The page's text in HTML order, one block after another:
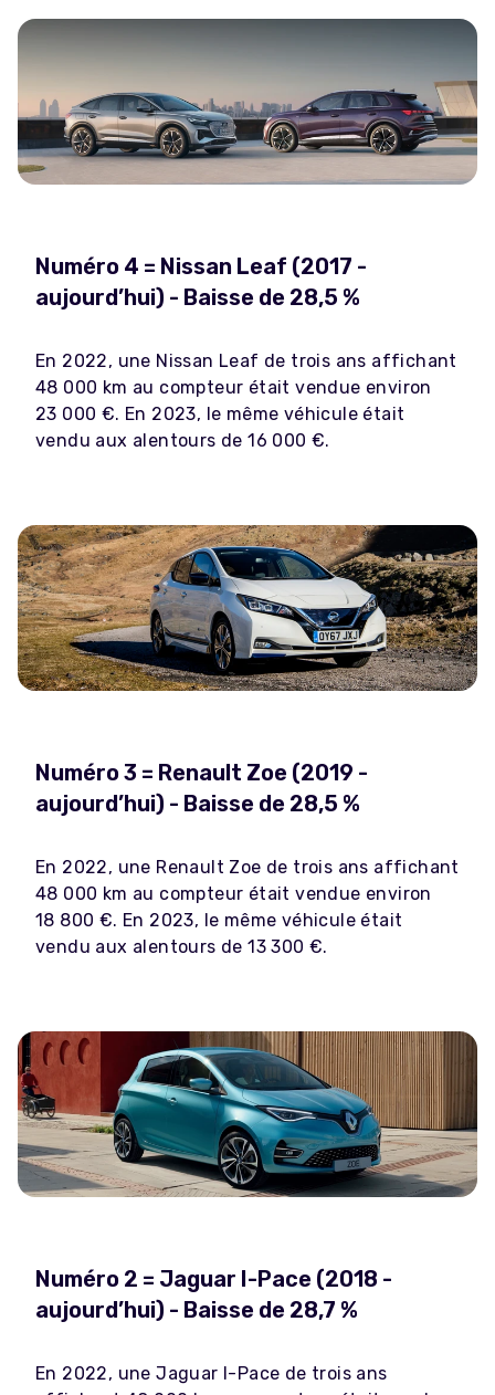
Numéro 4 = Nissan Leaf (2017 -
aujourd’hui) - Baisse de 28,5 %
En 2022, une Nissan Leaf de trois ans affichant
48 000 km au compteur était vendue environ
23 000 €. En 2023, le même véhicule était
vendu aux alentours de 16 000 €.
Numéro 3 = Renault Zoe (2019 -
aujourd’hui) - Baisse de 28,5 %
En 2022, une Renault Zoe de trois ans affichant
48 000 km au compteur était vendue environ
18 800 €. En 2023, le même véhicule était
vendu aux alentours de 13 300 €.
Numéro 2 = Jaguar I-Pace (2018 -
aujourd’hui) - Baisse de 28,7 %
En 2022, une Jaguar I-Pace de trois ans